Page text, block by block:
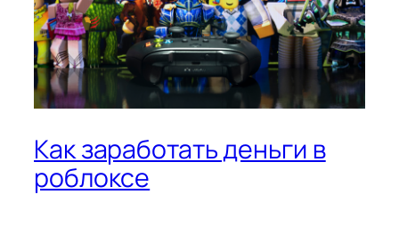
Как заработать деньги в
роблоксе